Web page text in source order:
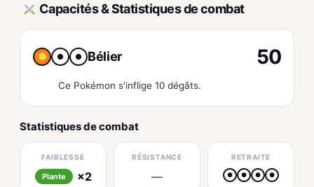
Capacités & Statistiques de combat
● ● Bélier 50
Ce Pokémon s'inflige 10 dégâts.
Statistiques de combat
FAIBLESSE
Plante ×2
RÉSISTANCE
—
RETRAITE
● ● ● ●